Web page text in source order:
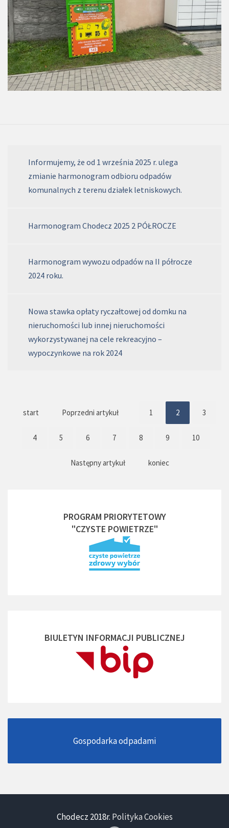
Informujemy, że od 1 września 2025 r. ulega
zmianie harmonogram odbioru odpadów
komunalnych z terenu działek letniskowych.
Harmonogram Chodecz 2025 2 PÓŁROCZE
Harmonogram wywozu odpadów na II półrocze
2024 roku.
Nowa stawka opłaty ryczałtowej od domku na
nieruchomości lub innej nieruchomości
wykorzystywanej na cele rekreacyjno –
wypoczynkowe na rok 2024
start Poprzedni artykuł 1 2 3
4 5 6 7 8 9 10
Następny artykuł koniec
PROGRAM PRIORYTETOWY
"CZYSTE POWIETRZE"
BIULETYN INFORMACJI PUBLICZNEJ
Gospodarka odpadami
Chodecz 2018r. Polityka Cookies